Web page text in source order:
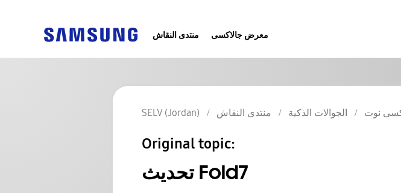
منتدى النقاش معرض جالاكسى
SELV (Jordan) منتدى النقاش الجوالات الذكية نوت
Original topic:
تحديث Fold7